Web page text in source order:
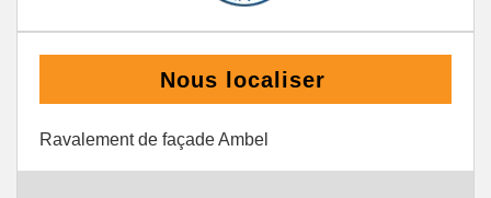
Nous localiser
Ravalement de façade Ambel